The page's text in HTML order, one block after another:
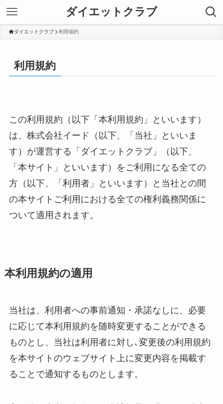
ダイエットクラブ
ダイエットクラブ 利用規約
利用規約
この利用規約（以下「本利用規約」といいます）
は、株式会社イード（以下、「当社」といいま
す）が運営する「ダイエットクラブ」（以下、
「本サイト」といいます）をご利用になる全ての
方（以下、「利用者」といいます）と当社との間
の本サイトご利用における全ての権利義務関係に
ついて適用されます。
本利用規約の適用
当社は、利用者への事前通知・承諾なしに、必要
に応じて本利用規約を随時変更することができる
ものとし、当社は利用者に対し､変更後の利用規約
を本サイトのウェブサイト上に変更内容を掲載す
ることで通知するものとします。